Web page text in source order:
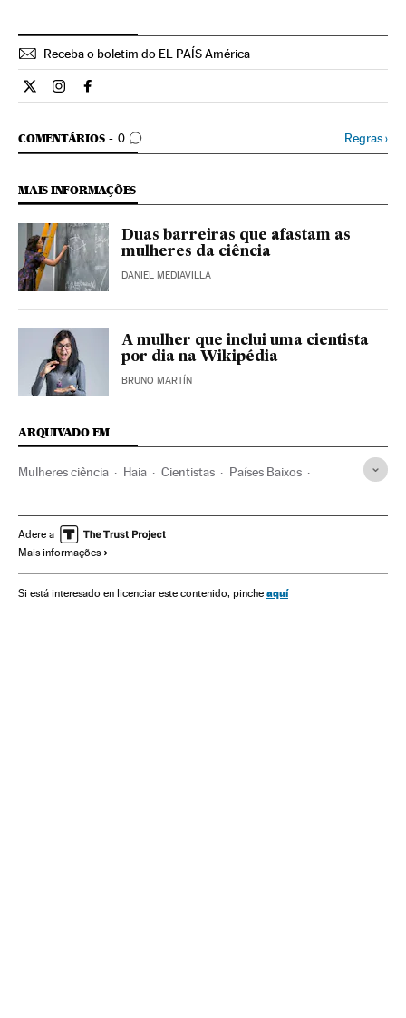
Receba o boletim do EL PAÍS América
Ciencia El País Brasil en Twitter
Ciencia El País Brasil en Instagram
Ciencia El País Brasil en Facebook
COMENTÁRIOS 0
COMENTÁRIOS Regras›
MAIS INFORMAÇÕES
Duas barreiras que afastam as
mulheres da ciência
DANIEL MEDIAVILLA
A mulher que inclui uma cientista
por dia na Wikipédia
BRUNO MARTÍN
ARQUIVADO EM
Mulheres ciência Haia Cientistas Países Baixos
Mulheres Educação superior
Educação
Adere a
Mais informações
Si está interesado en licenciar este contenido, pinche aquí